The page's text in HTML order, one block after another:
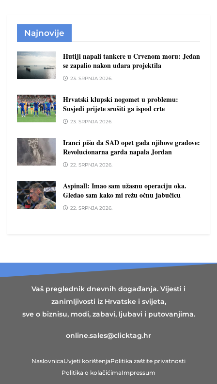
Najnovije
Hutiji napali tankere u Crvenom moru: Jedan
se zapalio nakon udara projektila
23. SRPNJA 2026.
Hrvatski klupski nogomet u problemu:
Susjedi prijete srušiti ga ispod crte
23. SRPNJA 2026.
Iranci pišu da SAD opet gađa njihove gradove:
Revolucionarna garda napala Jordan
22. SRPNJA 2026.
Aspinall: Imao sam užasnu operaciju oka.
Gledao sam kako mi režu očnu jabučicu
22. SRPNJA 2026.
Vaš preglednik dnevnih događanja. Vijesti i
zanimljivosti iz Hrvatske i svijeta,
sve o biznisu, modi, zabavi, ljubavi i putovanjima.
online.sales@clicktag.hr
NaslovnicaUvjeti korištenjaPolitika zaštite privatnosti
Politika o kolačićimaImpressum